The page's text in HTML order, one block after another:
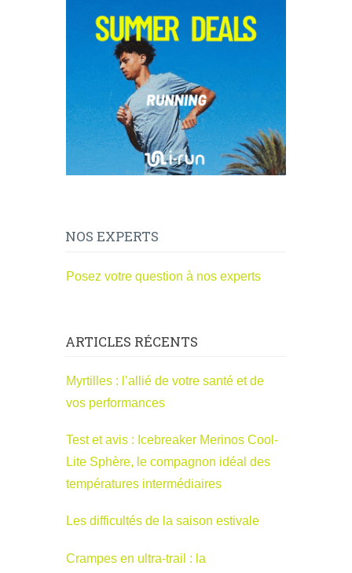
NOS EXPERTS
Posez votre question à nos experts
ARTICLES RÉCENTS
Myrtilles : l’allié de votre santé et de
vos performances
Test et avis : Icebreaker Merinos Cool-
Lite Sphère, le compagnon idéal des
températures intermédiaires
Les difficultés de la saison estivale
Crampes en ultra-trail : la